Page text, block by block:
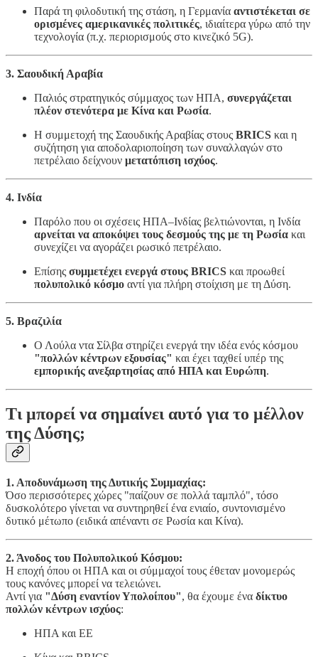
Παρά τη φιλοδυτική της στάση, η Γερμανία αντιστέκεται σε
ορισμένες αμερικανικές πολιτικές, ιδιαίτερα γύρω από την
τεχνολογία (π.χ. περιορισμούς στο κινεζικό 5G).
3. Σαουδική Αραβία
Παλιός στρατηγικός σύμμαχος των ΗΠΑ, συνεργάζεται
πλέον στενότερα με Κίνα και Ρωσία.
Η συμμετοχή της Σαουδικής Αραβίας στους BRICS και η
συζήτηση για αποδολαριοποίηση των συναλλαγών στο
πετρέλαιο δείχνουν μετατόπιση ισχύος.
4. Ινδία
Παρόλο που οι σχέσεις ΗΠΑ–Ινδίας βελτιώνονται, η Ινδία
αρνείται να αποκόψει τους δεσμούς της με τη Ρωσία και
συνεχίζει να αγοράζει ρωσικό πετρέλαιο.
Επίσης συμμετέχει ενεργά στους BRICS και προωθεί
πολυπολικό κόσμο αντί για πλήρη στοίχιση με τη Δύση.
5. Βραζιλία
Ο Λούλα ντα Σίλβα στηρίζει ενεργά την ιδέα ενός κόσμου
"πολλών κέντρων εξουσίας" και έχει ταχθεί υπέρ της
εμπορικής ανεξαρτησίας από ΗΠΑ και Ευρώπη.
Τι μπορεί να σημαίνει αυτό για το μέλλον
της Δύσης;
1. Αποδυνάμωση της Δυτικής Συμμαχίας:
Όσο περισσότερες χώρες "παίζουν σε πολλά ταμπλό", τόσο
δυσκολότερο γίνεται να συντηρηθεί ένα ενιαίο, συντονισμένο
δυτικό μέτωπο (ειδικά απέναντι σε Ρωσία και Κίνα).
2. Άνοδος του Πολυπολικού Κόσμου:
Η εποχή όπου οι ΗΠΑ και οι σύμμαχοί τους έθεταν μονομερώς
τους κανόνες μπορεί να τελειώνει.
Αντί για "Δύση εναντίον Υπολοίπου", θα έχουμε ένα δίκτυο
πολλών κέντρων ισχύος:
ΗΠΑ και ΕΕ